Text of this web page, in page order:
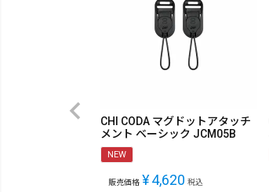
CHI CODA マグドットアタッチ
メント ベーシック JCM05B
NEW
販売価格 ¥4,620 税込